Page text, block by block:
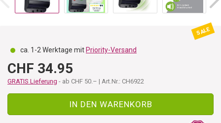
SALE
ca. 1-2 Werktage mit Priority-Versand
CHF 34.95
GRATIS Lieferung - ab CHF 50.– | Art.Nr.: CH6922
IN DEN WARENKORB